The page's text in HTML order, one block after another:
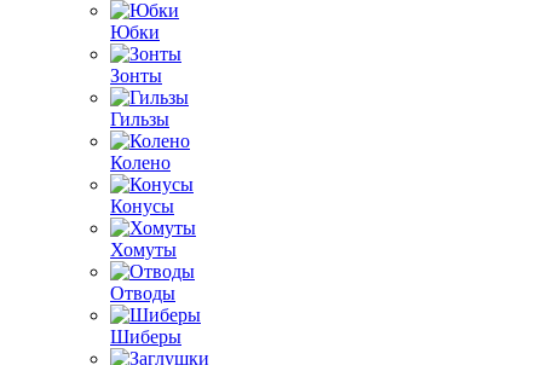
Юбки
Зонты
Гильзы
Колено
Конусы
Хомуты
Отводы
Шиберы